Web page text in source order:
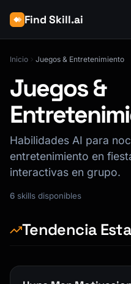
Find Skill.ai
Inicio Juegos & Entretenimiento
Juegos &
Habilidades AI para
entretenimiento en
interactivas en grupo.
6 skills disponibles
Tendencia